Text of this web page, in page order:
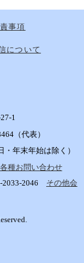
事項
について
1
（代表）
年末年始は除く）
各種お問い合わせ
2033-2046 その他会